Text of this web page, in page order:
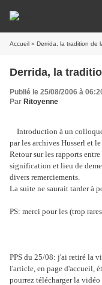
Accueil » Derrida, la tradition de
Derrida, la
Publié le 25/08/2006 à
Par Ritoyenne
Introduction à un colloque
par les archives Husserl et
Retour sur les rapports
signification et lieu de
divers remerciements.
La suite ne saurait tarder à
PS: merci pour les (trop
PPS du 25/08: j'ai retiré la
l'article, en page d'accueil,
pourrez télécharger la